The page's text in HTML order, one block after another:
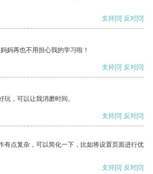
支持[0] 反对[0]
妈再也不用担心我的学习啦！
支持[0] 反对[0]
玩，可以让我消磨时间。
支持[0] 反对[0]
有点复杂，可以简化一下，比如将设置页面进行优
支持[0] 反对[0]